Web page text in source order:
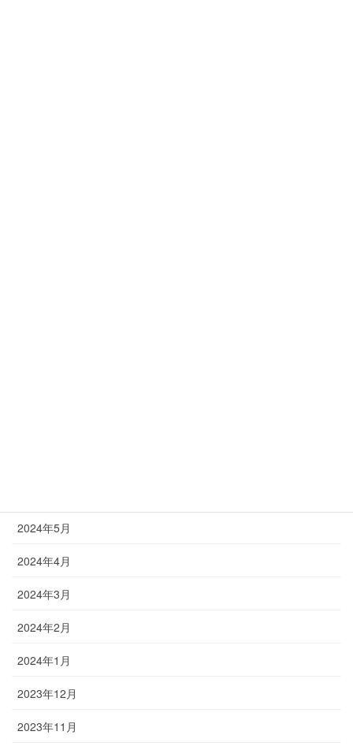
2024年5月
2024年4月
2024年3月
2024年2月
2024年1月
2023年12月
2023年11月